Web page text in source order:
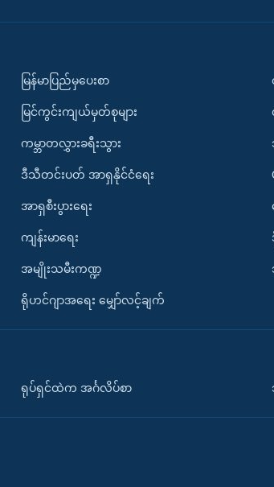
မြန်မာပြည်မှပေးစာ
မြင်ကွင်းကျယ်မှတ်စုများ
ကမ္ဘာတလွှားခရီးသွား
ဒီသီတင်းပတ် အာရှနိုင်ငံရေး
အာရှစီးပွားရေး
ကျန်းမာရေး
အမျိုးသမီးကဏ္ဍ
ရိုဟင်ဂျာအရေး မျှော်လင့်ချက်
ရုပ်ရှင်ထဲက အင်္ဂလိပ်စာ